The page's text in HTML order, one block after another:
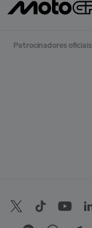
Patrocinadores oficiais